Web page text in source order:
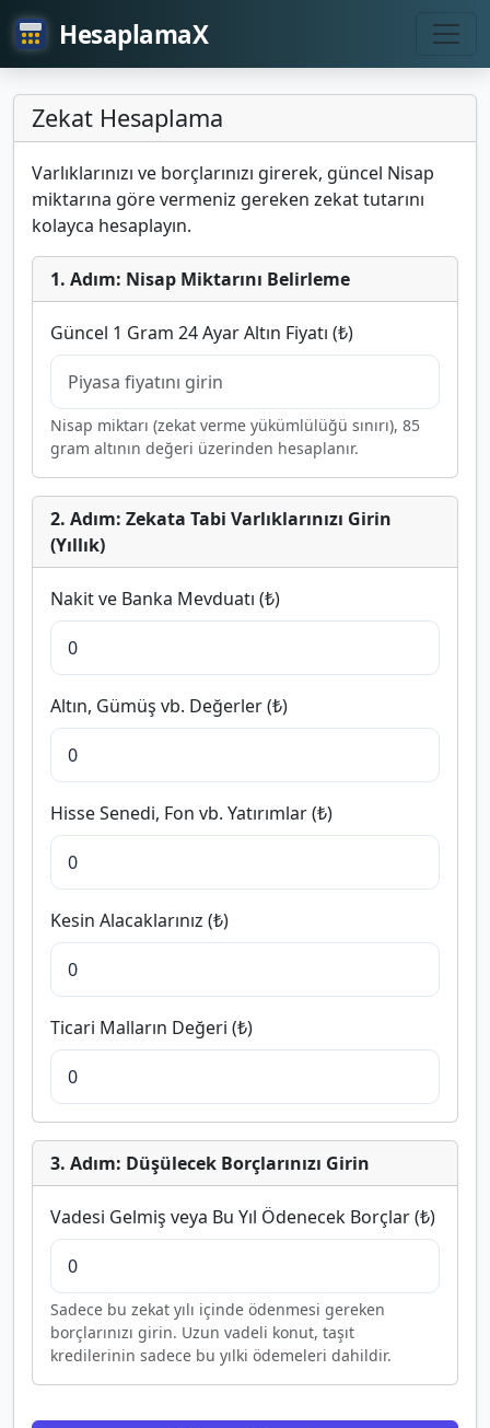
HesaplamaX
Zekat Hesaplama
Varlıklarınızı ve borçlarınızı girerek, güncel Nisap
miktarına göre vermeniz gereken zekat tutarını
kolayca hesaplayın.
1. Adım: Nisap Miktarını Belirleme
Güncel 1 Gram 24 Ayar Altın Fiyatı (₺)
Nisap miktarı (zekat verme yükümlülüğü sınırı), 85
gram altının değeri üzerinden hesaplanır.
2. Adım: Zekata Tabi Varlıklarınızı Girin
(Yıllık)
Nakit ve Banka Mevduatı (₺)
Altın, Gümüş vb. Değerler (₺)
Hisse Senedi, Fon vb. Yatırımlar (₺)
Kesin Alacaklarınız (₺)
Ticari Malların Değeri (₺)
3. Adım: Düşülecek Borçlarınızı Girin
Vadesi Gelmiş veya Bu Yıl Ödenecek Borçlar (₺)
Sadece bu zekat yılı içinde ödenmesi gereken
borçlarınızı girin. Uzun vadeli konut, taşıt
kredilerinin sadece bu yılki ödemeleri dahildir.